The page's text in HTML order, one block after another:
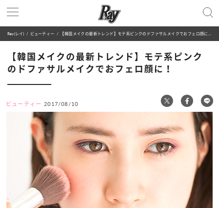
Ray(レイ) ビューティー 【韓国メイクの最新トレンド】モテ系ピンクのドファサルメイクでおフェロ顔に！
【韓国メイクの最新トレンド】モテ系ピンク
のドファサルメイクでおフェロ顔に！
ビューティー 2017/08/10